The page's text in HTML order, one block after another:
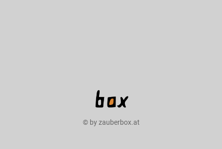
© by zauberbox.at